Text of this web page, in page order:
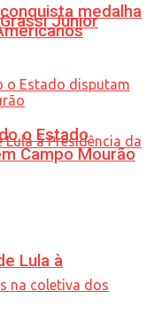
Júnior
Lula à
medalha
o Estado
Campo Mourão